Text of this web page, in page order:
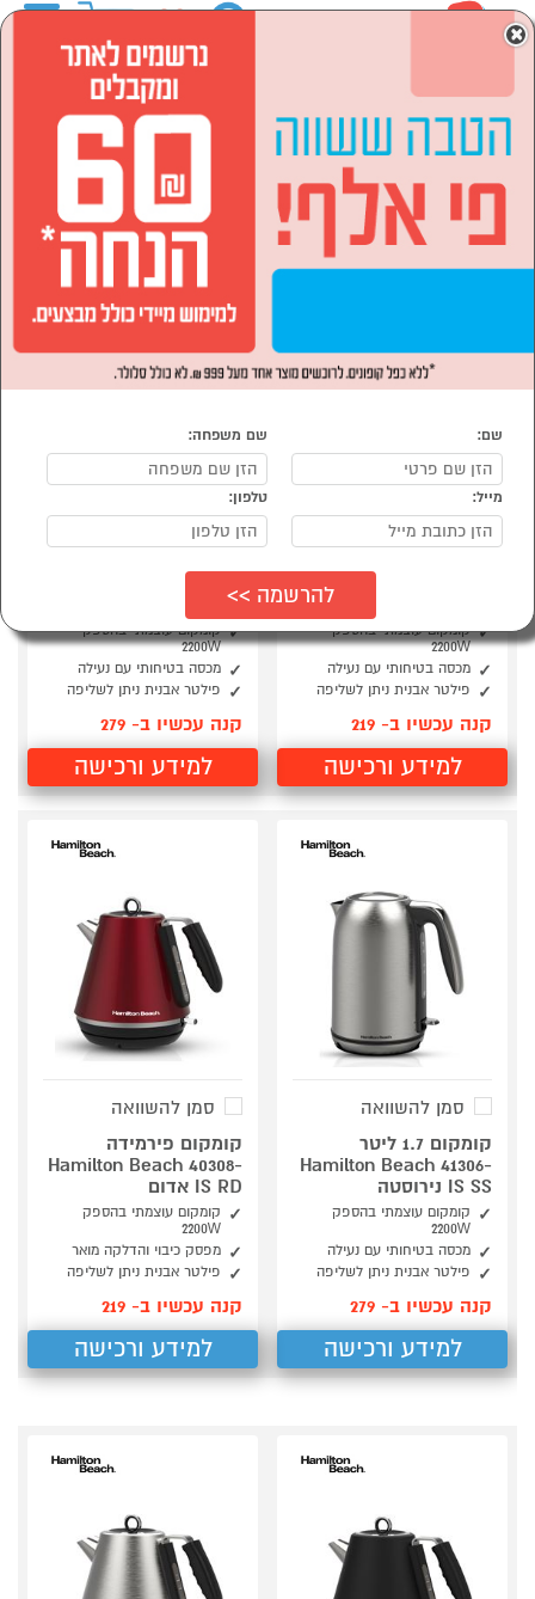
מוצרי חשמל
מוצרי חשמל לבית
קומקומים ומיחמים Hamilton Beach המילטון ביץ'
נמצאו 7 מוצרי קומקומים ומיחמים של Hamilton Beach
מיון: הפופולרים ביותר
סמן להשוואה
Hamilton Beach 41304-
קומקום עוצמתי בהספק
2200W
מכסה בטיחותי עם נעילה
פילטר אבנית ניתן לשליפה
קנה עכשיו ב- 219
למידע ורכישה
סמן להשוואה
IS RD אדום
קומקום עוצמתי בהספק
2200W
מכסה בטיחותי עם נעילה
פילטר אבנית ניתן לשליפה
קנה עכשיו ב- 279
למידע ורכישה
סמן להשוואה
קומקום 1.7 ליטר
Hamilton Beach 41306-
IS SS נירוסטה
קומקום עוצמתי בהספק
2200W
מכסה בטיחותי עם נעילה
פילטר אבנית ניתן לשליפה
קנה עכשיו ב- 279
למידע ורכישה
סמן להשוואה
קומקום פירמידה
Hamilton Beach 40308-
IS RD אדום
קומקום עוצמתי בהספק
2200W
מפסק כיבוי והדלקה מואר
פילטר אבנית ניתן לשליפה
קנה עכשיו ב- 219
למידע ורכישה
×
שם: שם משפחה:
מייל: טלפון: